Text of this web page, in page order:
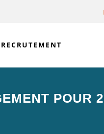
RECRUTEMENT
POUR